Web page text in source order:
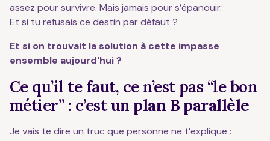
assez pour survivre. Mais jamais pour s’épanouir.
Et si tu refusais ce destin par défaut ?
Et si on trouvait la solution à cette impasse
ensemble aujourd'hui ?
Ce qu’il te faut, ce n’est pas “le bon
métier” : c’est un plan B parallèle
Je vais te dire un truc que personne ne t’explique :